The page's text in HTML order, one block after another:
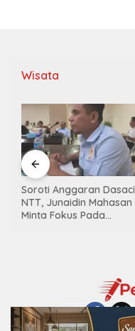
Wisata
Soroti Anggaran
NTT, Junaidin Mahasan
Minta Fokus Pada